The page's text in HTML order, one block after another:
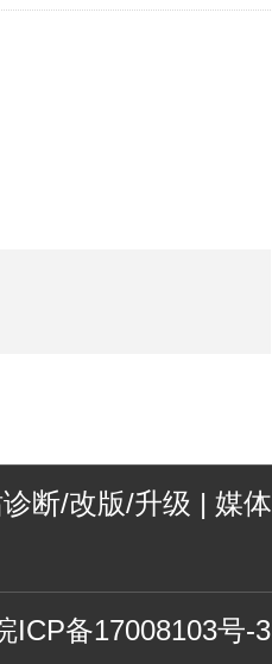
诊断/改版/升级 | 媒体
ICP备17008103号-3